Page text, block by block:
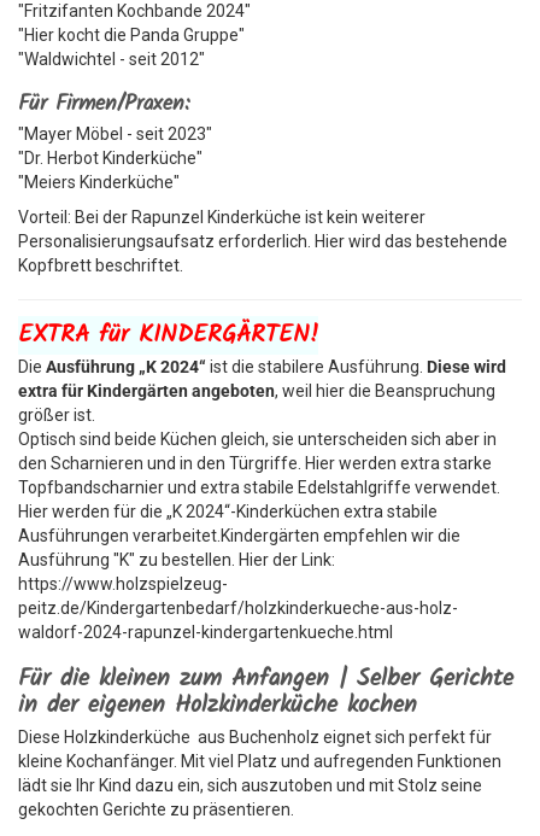
"Fritzifanten Kochbande 2024"
"Hier kocht die Panda Gruppe"
"Waldwichtel - seit 2012"
Für Firmen/Praxen:
"Mayer Möbel - seit 2023"
"Dr. Herbot Kinderküche"
"Meiers Kinderküche"
Vorteil: Bei der Rapunzel Kinderküche ist kein weiterer
Personalisierungsaufsatz erforderlich. Hier wird das bestehende
Kopfbrett beschriftet.
EXTRA für KINDERGÄRTEN!
Die Ausführung „K 2024“ ist die stabilere Ausführung. Diese wird
extra für Kindergärten angeboten, weil hier die Beanspruchung
größer ist.
Optisch sind beide Küchen gleich, sie unterscheiden sich aber in
den Scharnieren und in den Türgriffe. Hier werden extra starke
Topfbandscharnier und extra stabile Edelstahlgriffe verwendet.
Hier werden für die „K 2024“-Kinderküchen extra stabile
Ausführungen verarbeitet.Kindergärten empfehlen wir die
Ausführung "K" zu bestellen. Hier der Link:
https://www.holzspielzeug-
peitz.de/Kindergartenbedarf/holzkinderkueche-aus-holz-
waldorf-2024-rapunzel-kindergartenkueche.html
Für die kleinen zum Anfangen | Selber Gerichte
in der eigenen Holzkinderküche kochen
Diese Holzkinderküche aus Buchenholz eignet sich perfekt für
kleine Kochanfänger. Mit viel Platz und aufregenden Funktionen
lädt sie Ihr Kind dazu ein, sich auszutoben und mit Stolz seine
gekochten Gerichte zu präsentieren.